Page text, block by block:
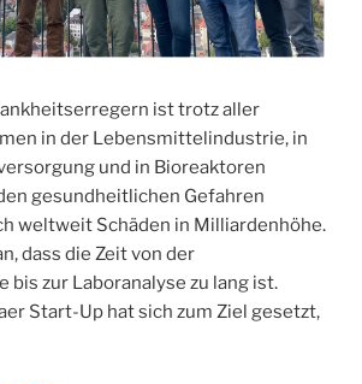
ist trotz aller
in der Lebensmittelindustrie, in
und in Bioreaktoren
gesundheitlichen Gefahren
weltweit Schäden in Milliardenhöhe.
dass die Zeit von der
bis zur Laboranalyse zu lang ist.
Start-Up hat sich zum Ziel gesetzt,